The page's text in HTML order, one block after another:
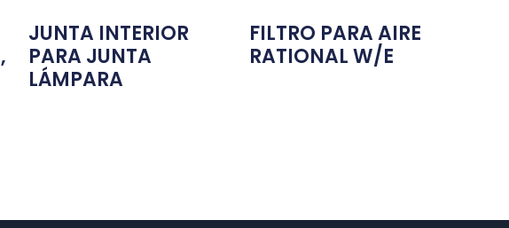
JUNTA INTERIOR
PARA JUNTA
LÁMPARA
FILTRO PARA AIRE
RATIONAL W/E